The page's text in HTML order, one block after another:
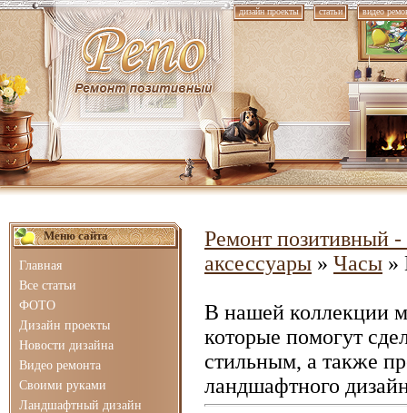
дизайн проекты статьи видео
Меню сайта
Главная
Все статьи
ФОТО
Дизайн проекты
Новости дизайна
Видео ремонта
Своими руками
Ландшафтный дизайн
Ремонт позитивный -
аксессуары » Часы »
В нашей коллекции
которые помогут
стильным, а также
ландшафтного